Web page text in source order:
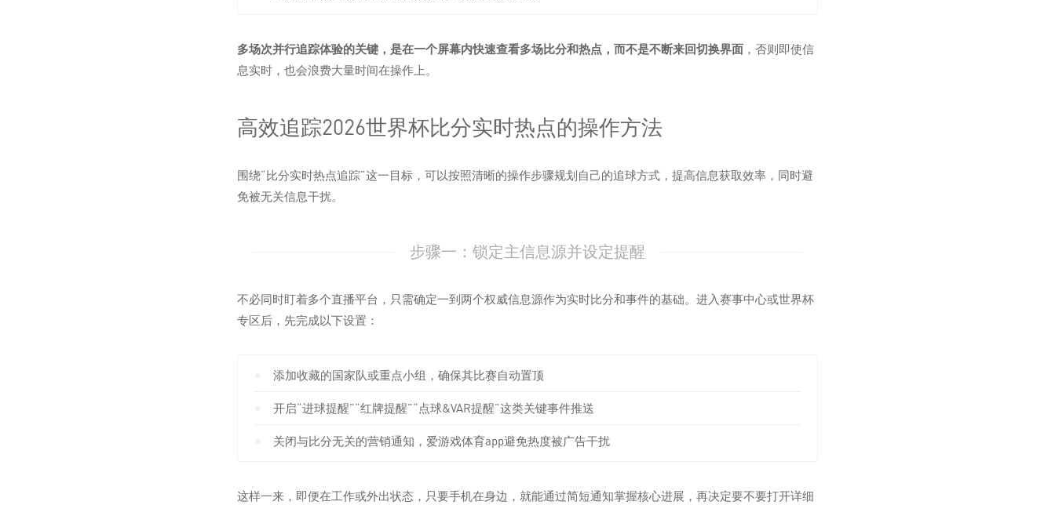
多场次并行追踪体验的关键，是在一个屏幕内快速查看多场比分和热点，而不是不断来回切换界面 ，否则即使信
息实时，也会浪费大量时间在操作上。
高效追踪2026世界杯比分实时热点的操作方法
围绕“比分实时热点追踪”这一目标，可以按照清晰的操作步骤规划自己的追球方式，提高信息获取效率，同时避
免被无关信息干扰。
步骤一：锁定主信息源并设定提醒
不必同时盯着多个直播平台，只需确定一到两个权威信息源作为实时比分和事件的基础。进入赛事中心或世界杯
专区后，先完成以下设置：
添加收藏的国家队或重点小组，确保其比赛自动置顶
开启“进球提醒”“红牌提醒”“点球&VAR提醒”这类关键事件推送
关闭与比分无关的营销通知， 爱游戏体育app避免热度被广告干扰
这样一来，即便在工作或外出状态，只要手机在身边，就能通过简短通知掌握核心进展，再决定要不要打开详细